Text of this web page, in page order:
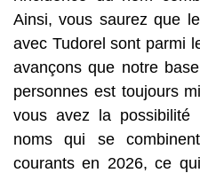
Ainsi, vous saurez que
avec Tudorel sont parmi
avançons que notre
personnes est toujours
vous avez la
noms qui se
courants en 2026, ce